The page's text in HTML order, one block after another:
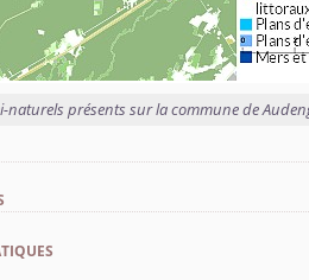
naturels présents sur la commune de